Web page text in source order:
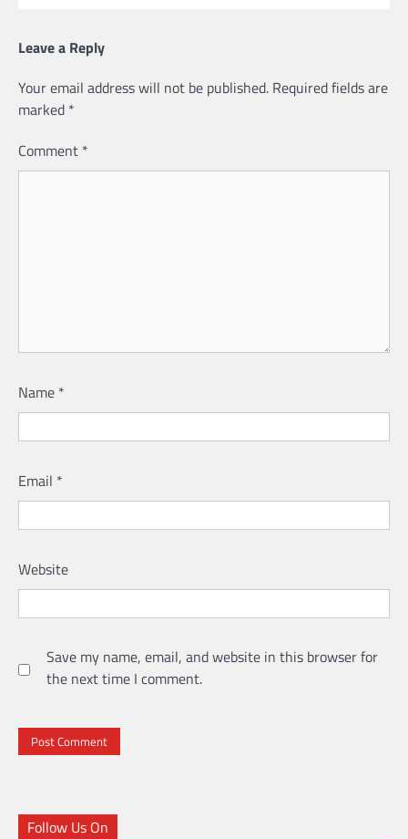
Leave a Reply
Your email address will not be published. Required fields are
marked *
Comment *
Name *
Email *
Website
Save my name, email, and website in this browser for
the next time I comment.
Follow Us On